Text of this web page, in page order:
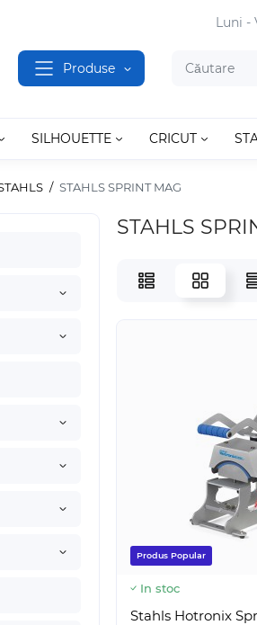
Produse
Luni -
SILHOUETTE CRICUT
STAHLS SPRINT MAG
STAHLS
Produs Popular
In stoc
Stahls Hotronix